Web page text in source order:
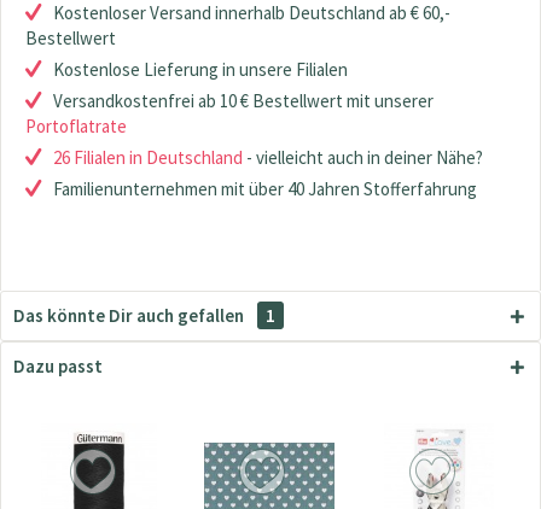
Kostenloser Versand innerhalb Deutschland ab € 60,-
Bestellwert
Kostenlose Lieferung in unsere Filialen
Versandkostenfrei ab 10 € Bestellwert mit unserer
Portoflatrate
26 Filialen in Deutschland - vielleicht auch in deiner Nähe?
Familienunternehmen mit über 40 Jahren Stofferfahrung
Das könnte Dir auch gefallen 1
Dazu passt